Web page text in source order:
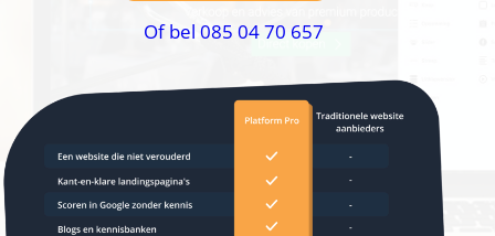
Of bel 085 04 70 657